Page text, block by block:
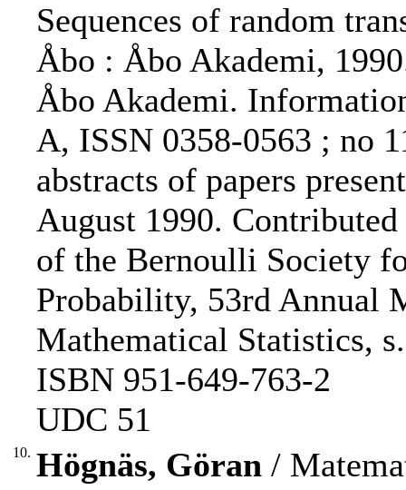
Sequences of random
Åbo : Åbo Akademi,
Åbo Akademi.
A, ISSN 0358-0563 ; no
abstracts of papers
August 1990.
of the Bernoulli Society
Probability, 53rd Annual
Mathematical Statistics,
ISBN 951-649-763-2
UDC 51
10. Högnäs, Göran /